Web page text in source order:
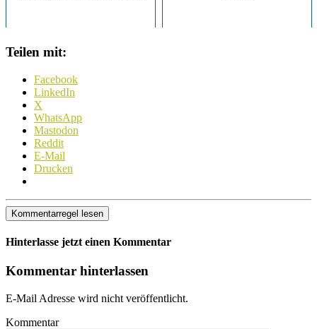
Teilen mit:
Facebook
LinkedIn
X
WhatsApp
Mastodon
Reddit
E-Mail
Drucken
Kommentarregel lesen
Hinterlasse jetzt einen Kommentar
Kommentar hinterlassen
E-Mail Adresse wird nicht veröffentlicht.
Kommentar